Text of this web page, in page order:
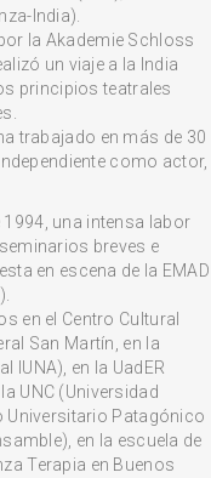
India).
la Akademie Schloss
un viaje a la India
principios teatrales
trabajado en más de 30
como actor,
una intensa labor
breves e
en escena de la EMAD
en el Centro Cultural
San Martín, en la
IUNA), en la UadER
UNC (Universidad
Universitario Patagónico
en la escuela de
Terapia en Buenos